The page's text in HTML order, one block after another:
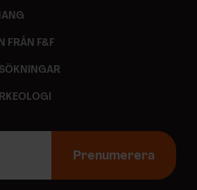
FRÅN F&F
Prenumerera